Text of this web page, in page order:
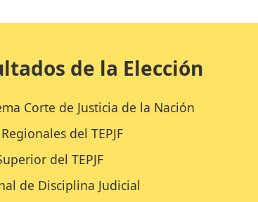
de la Elección
Corte de Justicia de la Nación
del TEPJF
del TEPJF
de Disciplina Judicial